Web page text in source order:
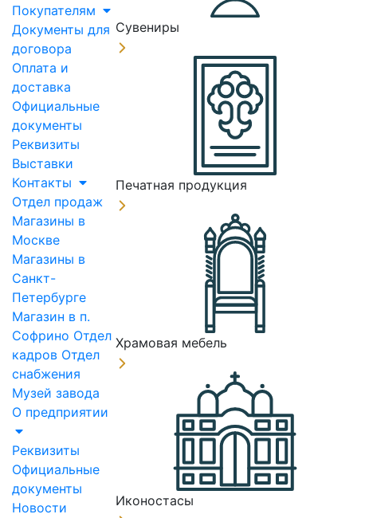
Покупателям
Документы для
договора
Оплата и
доставка
Официальные
документы
Реквизиты
Выставки
Контакты
Отдел продаж
Магазины в
Москве
Магазины в
Санкт-
Петербурге
Магазин в п.
Софрино Отдел
кадров Отдел
снабжения
Музей завода
О предприятии
Реквизиты
Официальные
документы
Новости
Сувениры
Печатная продукция
Храмовая мебель
Иконостасы